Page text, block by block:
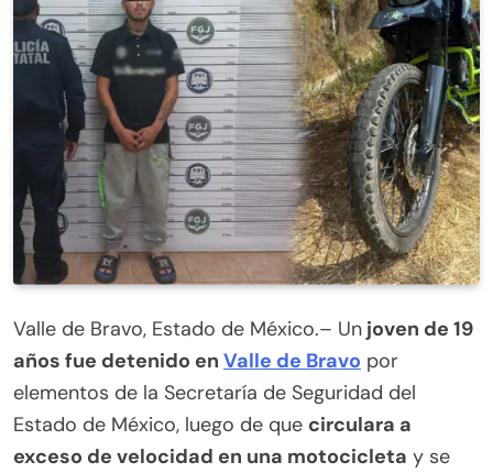
Valle de Bravo, Estado de México.– Un joven de 19
años fue detenido en Valle de Bravo por
elementos de la Secretaría de Seguridad del
Estado de México, luego de que circulara a
exceso de velocidad en una motocicleta y se